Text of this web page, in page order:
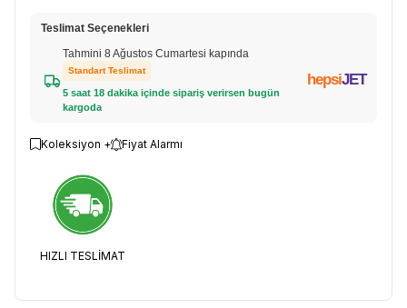
Teslimat Seçenekleri
Tahmini 8 Ağustos Cumartesi kapında
Standart Teslimat
5 saat 18 dakika içinde sipariş verirsen bugün
kargoda
hepsiJET
Koleksiyon + Fiyat Alarmı
HIZLI TESLİMAT